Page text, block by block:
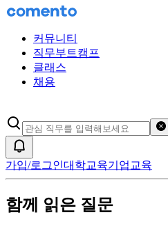
커뮤니티
직무부트캠프
클래스
채용
가입/로그인대학교육기업교육
함께 읽은 질문